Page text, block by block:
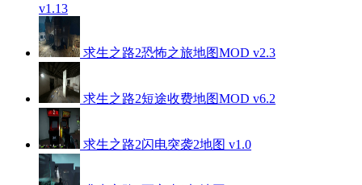
v1.13
求生之路2恐怖之旅地图MOD v2.3
求生之路2短途收费地图MOD v6.2
求生之路2闪电突袭2地图 v1.0